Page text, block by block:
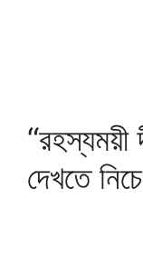
“রহস্যময়ী
দেখতে